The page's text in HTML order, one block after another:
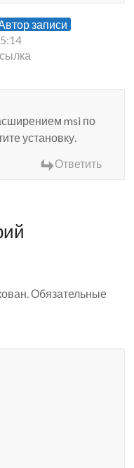
записи
msi по
установку.
Ответить
Обязательные